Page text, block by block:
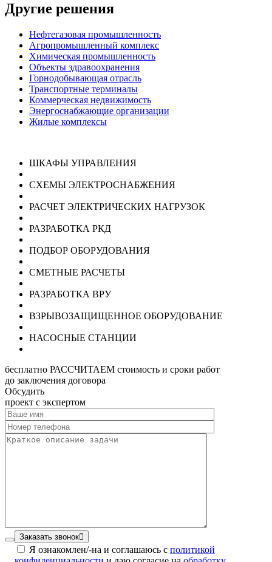
Другие решения
Нефтегазовая промышленность
Агропромышленный комплекс
Химическая промышленность
Объекты здравоохранения
Горнодобывающая отрасль
Транспортные терминалы
Коммерческая недвижимость
Энергоснабжающие организации
Жилые комплексы
ШКАФЫ УПРАВЛЕНИЯ
СХЕМЫ ЭЛЕКТРОСНАБЖЕНИЯ
РАСЧЕТ ЭЛЕКТРИЧЕСКИХ НАГРУЗОК
РАЗРАБОТКА РКД
ПОДБОР ОБОРУДОВАНИЯ
СМЕТНЫЕ РАСЧЕТЫ
РАЗРАБОТКА ВРУ
ВЗРЫВОЗАЩИЩЕННОЕ ОБОРУДОВАНИЕ
НАСОСНЫЕ СТАНЦИИ
бесплатно РАССЧИТАЕМ стоимость и сроки работ
до заключения договора
Обсудить
проект с экспертом
Заказать звонок
Я ознакомлен/-на и соглашаюсь с политикой